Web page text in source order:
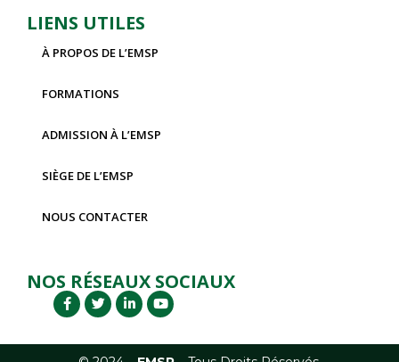
LIENS UTILES
À PROPOS DE L’EMSP
FORMATIONS
ADMISSION À L’EMSP
SIÈGE DE L’EMSP
NOUS CONTACTER
NOS RÉSEAUX SOCIAUX